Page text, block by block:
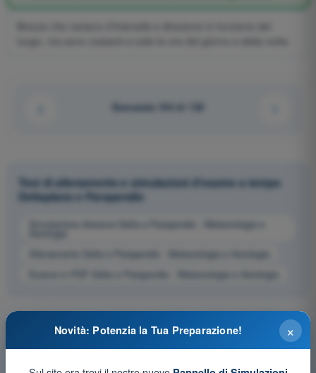
Domanda 104 di 120
Test di allenamento e simulazioni d'esame a tempo
Deltaplano e Parapendio
Simulazione d'esame Delta e Parapendio - Meteorologia e
Allenamento Delta e Parapendio - Meteorologia e Aerologia
Esame in PDF Delta e Parapendio - Meteorologia e Aerologia
×
Novità: Potenzia la Tua Preparazione!